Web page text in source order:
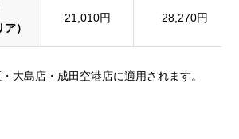
）
21,010円 28,270円
大島店・成田空港店に適用されます。